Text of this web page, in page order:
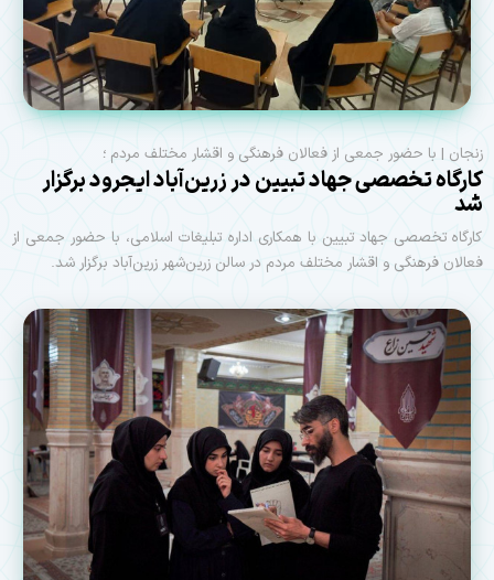
زنجان | با حضور جمعی از فعالان فرهنگی و اقشار مختلف مردم ؛
کارگاه تخصصی جهاد تبیین در زرین‌آباد ایجرود برگزار
شد
کارگاه تخصصی جهاد تبیین با همکاری اداره تبلیغات اسلامی، با حضور جمعی از
فعالان فرهنگی و اقشار مختلف مردم در سالن زرین‌شهر زرین‌آباد برگزار شد.